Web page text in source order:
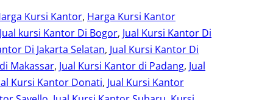
Kursi Kantor, Harga Kursi Kantor
Jual kursi Kantor Di Bogor, Jual Kursi Kantor Di
Di Jakarta Selatan, Jual Kursi Kantor Di
Makassar, Jual Kursi Kantor di Padang, Jual
Kursi Kantor Donati, Jual Kursi Kantor